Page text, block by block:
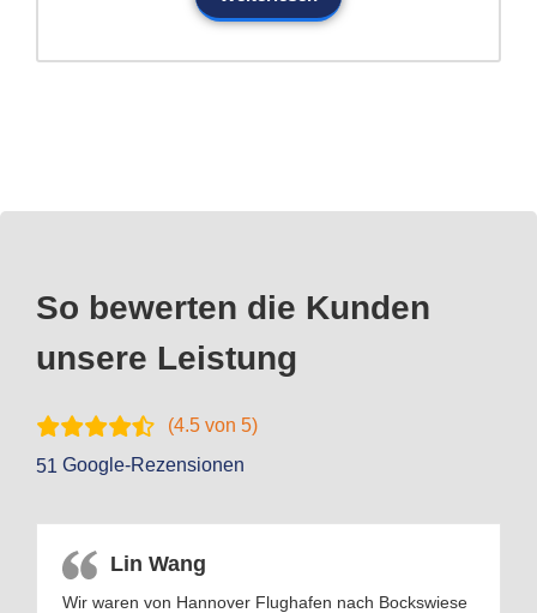
So bewerten die Kunden
unsere Leistung
(4.5 von 5)
51 Google-Rezensionen
Lin Wang
Wir waren von Hannover Flughafen nach Bockswiese